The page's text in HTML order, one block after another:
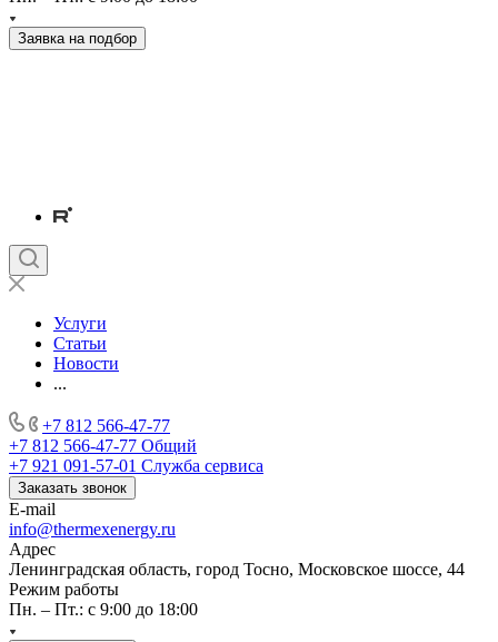
Заявка на подбор
Услуги
Статьи
Новости
...
+7 812 566-47-77
+7 812 566-47-77 Общий
+7 921 091-57-01 Служба сервиса
Заказать звонок
E-mail
info@thermexenergy.ru
Адрес
Ленинградская область, город Тосно, Московское шоссе, 44
Режим работы
Пн. – Пт.: с 9:00 до 18:00